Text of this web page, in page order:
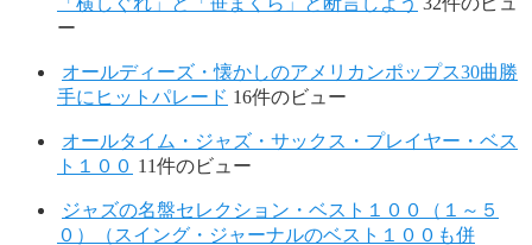
ー
オールディーズ・懐かしのアメリカンポップス30曲勝
手にヒットパレード 16件のビュー
オールタイム・ジャズ・サックス・プレイヤー・ベス
ト１００ 11件のビュー
ジャズの名盤セレクション・ベスト１００（１～５
０）（スイング・ジャーナルのベスト１００も併